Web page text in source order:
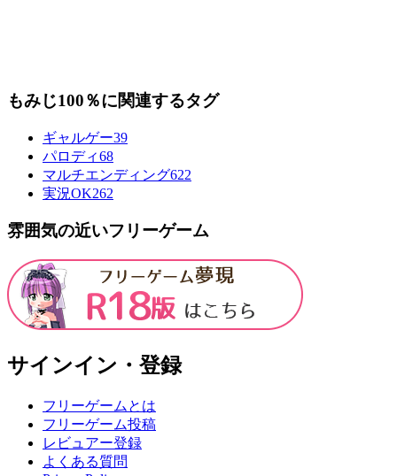
もみじ100％に関連するタグ
ギャルゲー39
パロディ68
マルチエンディング622
実況OK262
雰囲気の近いフリーゲーム
サインイン・登録
フリーゲームとは
フリーゲーム投稿
レビュアー登録
よくある質問